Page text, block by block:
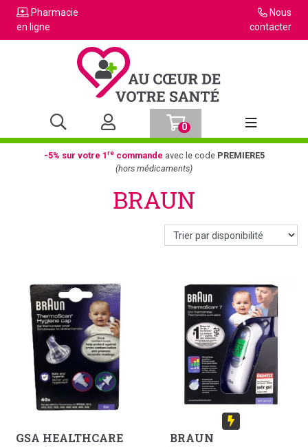
Pharmacie
en ligne
Nous
contacter
0
Afficher la
-5% sur votre 1recommande avec le code PREMIERE5
(hors médicaments)
BRAUN
GSA HEALTHCARE BRAUN